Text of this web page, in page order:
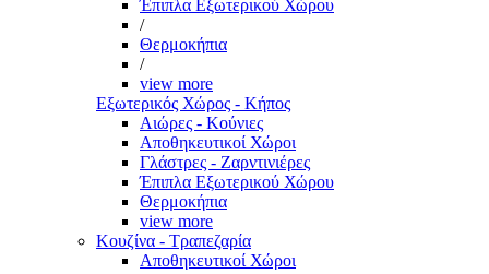
Έπιπλα Εξωτερικού Χώρου
/
Θερμοκήπια
/
view more
Εξωτερικός Χώρος - Κήπος
Αιώρες - Κούνιες
Αποθηκευτικοί Χώροι
Γλάστρες - Ζαρντινιέρες
Έπιπλα Εξωτερικού Χώρου
Θερμοκήπια
view more
Κουζίνα - Τραπεζαρία
Αποθηκευτικοί Χώροι